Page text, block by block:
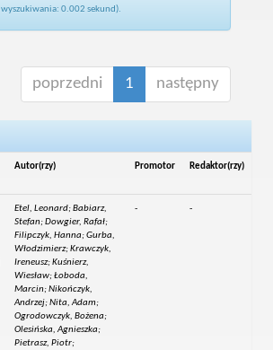
wyszukiwania: 0.002 sekund).
poprzedni 1 następny
Autor(rzy) Promotor Redaktor(rzy)
Etel, Leonard; Babiarz,
Stefan; Dowgier, Rafał;
Filipczyk, Hanna; Gurba,
Włodzimierz; Krawczyk,
Ireneusz; Kuśnierz,
Wiesław; Łoboda,
Marcin; Nikończyk,
Andrzej; Nita, Adam;
Ogrodowczyk, Bożena;
Olesińska, Agnieszka;
Pietrasz, Piotr;
- -